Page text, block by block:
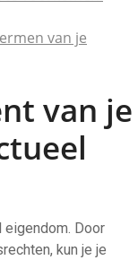
van je
van je
Door
kun je je